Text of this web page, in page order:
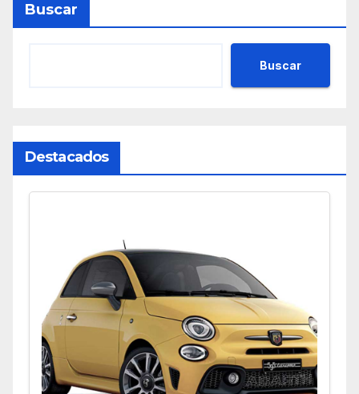
Buscar
Buscar
Destacados